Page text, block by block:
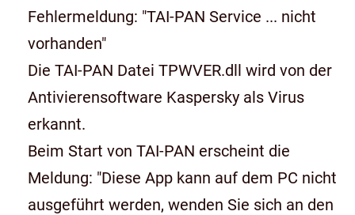
Fehlermeldung: "TAI-PAN Service ... nicht
vorhanden"
Die TAI-PAN Datei TPWVER.dll wird von der
Antivierensoftware Kaspersky als Virus
erkannt.
Beim Start von TAI-PAN erscheint die
Meldung: "Diese App kann auf dem PC nicht
ausgeführt werden, wenden Sie sich an den